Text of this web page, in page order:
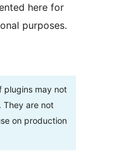
here for
purposes.
plugins may not
They are not
on production